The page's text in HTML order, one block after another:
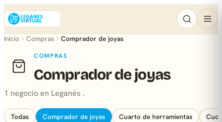
Inicio Compras Comprador de joyas
COMPRAS
Comprador de joyas
1 negocio en Leganés .
Todas Comprador de joyas Cuarto de herramientas